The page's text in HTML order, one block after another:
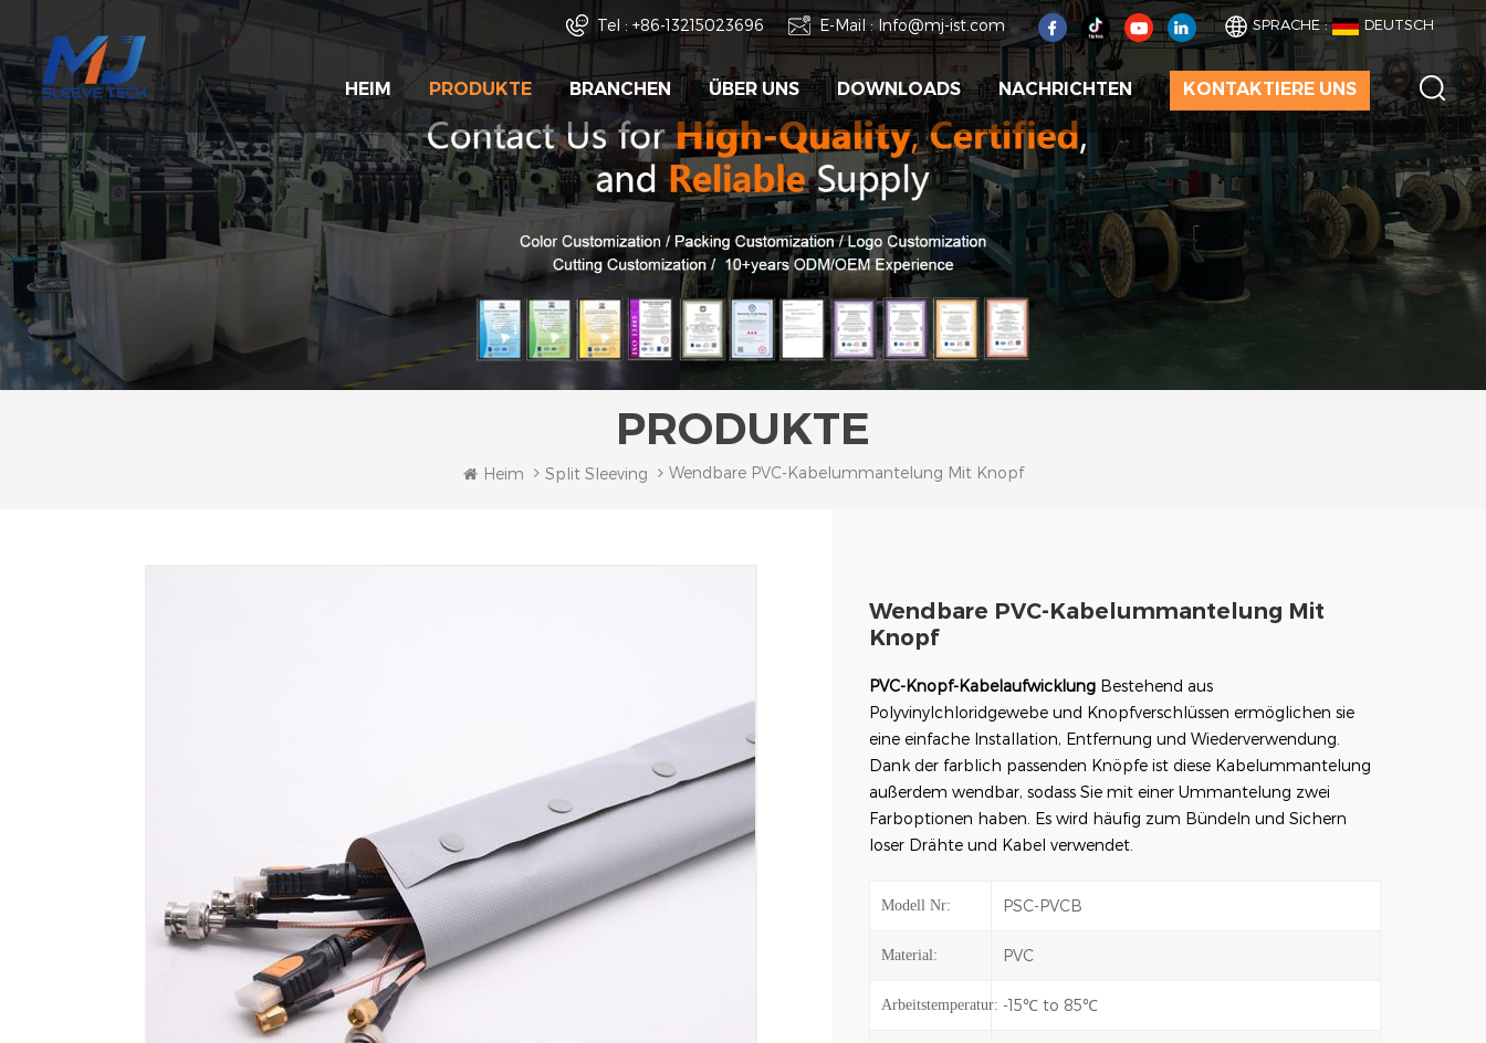
SPRACHE : DEUTSCH
Tel : +86-13215023696 E-Mail : Info@mj-ist.com
HEIM PRODUKTE BRANCHEN ÜBER UNS DOWNLOADS NACHRICHTEN KONTAKTIERE UNS
PRODUKTE
Heim Split Sleeving Wendbare PVC-Kabelummantelung Mit Knopf
Wendbare PVC-Kabelummantelung Mit
Knopf
PVC-Knopf-Kabelaufwicklung Bestehend aus
Polyvinylchloridgewebe und Knopfverschlüssen ermöglichen sie
eine einfache Installation, Entfernung und Wiederverwendung.
Dank der farblich passenden Knöpfe ist diese Kabelummantelung
außerdem wendbar, sodass Sie mit einer Ummantelung zwei
Farboptionen haben. Es wird häufig zum Bündeln und Sichern
loser Drähte und Kabel verwendet.
Modell Nr: PSC-PVCB
Material: PVC
Arbeitstemperatur: -15℃ to 85℃